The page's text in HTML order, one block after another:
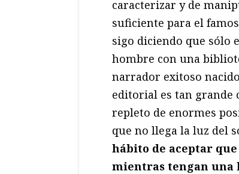
caracterizar y de
suficiente para el
sigo diciendo que sólo
hombre con una
narrador exitoso
editorial es tan grande
repleto de enormes
que no llega la luz del
hábito de aceptar
mientras tengan una